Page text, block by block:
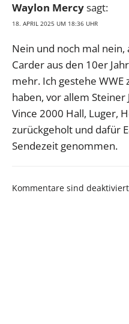
Waylon Mercysagt:
18. APRIL 2025 UM 18:36 UHR
Nein und noch mal nein,
Carder aus den 10er
mehr. Ich gestehe WWE
haben, vor allem Steiner
Vince 2000 Hall, Luger,
zurückgeholt und dafür
Sendezeit genommen.
Kommentare sind